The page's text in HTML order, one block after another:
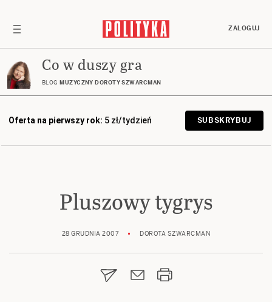
ZALOGUJ
Co w duszy gra
BLOG MUZYCZNY DOROTY SZWARCMAN
Oferta na pierwszy rok: 5 zł/tydzień SUBSKRYBUJ
Pluszowy tygrys
28 GRUDNIA 2007 DOROTA SZWARCMAN